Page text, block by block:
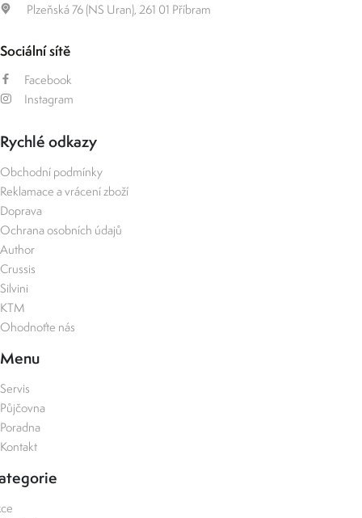
Plzeňská 76 (NS Uran), 261 01 Příbram
Sociální sítě
Facebook
Instagram
Rychlé odkazy
Obchodní podmínky
Reklamace a vrácení zboží
Doprava
Ochrana osobních údajů
Author
Crussis
Silvini
KTM
Ohodnoťte nás
Menu
Servis
Půjčovna
Poradna
Kontakt